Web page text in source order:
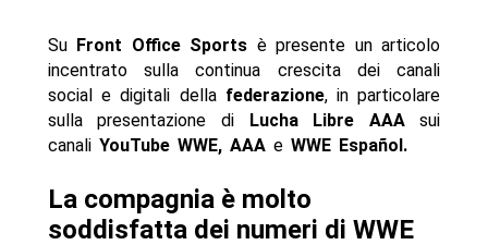
Su Front Office Sports è presente un articolo
incentrato sulla continua crescita dei canali
social e digitali della federazione, in particolare
sulla presentazione di Lucha Libre AAAsui
canali YouTube WWE, AAAe WWE Español.
La compagnia è molto
soddisfatta dei numeri di WWE